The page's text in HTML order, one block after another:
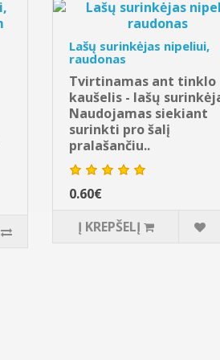
Lašų surinkėjas nipeliui,
raudonas
Tvirtinamas ant tinklo
kaušelis - lašų
Naudojamas siekiant
surinkti pro šalį
pralašančiu..
0.60€
Į KREPŠELĮ